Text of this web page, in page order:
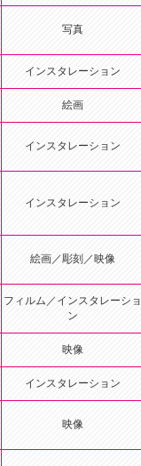
写真
インスタレーション
絵画
インスタレーション
インスタレーション
絵画／彫刻／映像
フィルム／インスタレーショ
ン
映像
インスタレーション
映像